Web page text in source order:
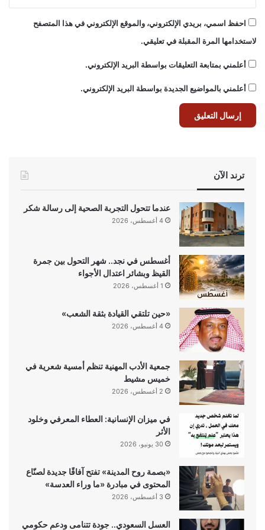
احفظ اسمي، بريدي الإلكتروني، والموقع الإلكتروني في هذا المتصفح
لاستخدامها المرة المقبلة في تعليقي.
أعلمني بمتابعة التعليقات بواسطة البريد الإلكتروني.
أعلمني بالمواضيع الجديدة بواسطة البريد الإلكتروني.
ترند الآن
عندما تتحول التجربة الصحية إلى رسالة شكر
4 أغسطس، 2026
أغسطس في نجد.. شهر التحول بين جمرة
القيظ وبشائر اعتدال الأجواء
1 أغسطس، 2026
«حين تلتقي القيادة بثقة الشعب»
4 أغسطس، 2026
جمعية الأدب المهنية تنظم أمسية شعرية في
خميس مشيط
2 أغسطس، 2026
في ميزان الإنسانية: العطاء المعرفي وخلود
الأثر
30 يونيو، 2026
«بصمة روح المدينة» تفتح آفاقًا جديدة لصنّاع
المحتوى في مبادرة «ما وراء العدسة»
3 أغسطس، 2026
العسل السعودي.. جودة تتنامى ودعم حكومي